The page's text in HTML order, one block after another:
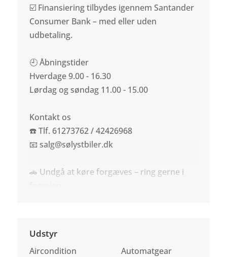
☑️ Finansiering tilbydes igennem Santander
Consumer Bank – med eller uden
udbetaling.
🕘 Åbningstider
Hverdage 9.00 - 16.30
Lørdag og søndag 11.00 - 15.00
Kontakt os
☎️ Tlf. 61273762 / 42426968
📧 salg@sølystbiler.dk
🚗 Undgå at køre forgæves – ring gerne i
Udstyr
Aircondition
Automatgear